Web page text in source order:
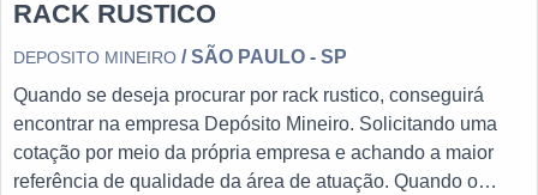
RACK RUSTICO
DEPOSITO MINEIRO / SÃO PAULO - SP
Quando se deseja procurar por rack rustico, conseguirá
encontrar na empresa Depósito Mineiro. Solicitando uma
cotação por meio da própria empresa e achando a maior
referência de qualidade da área de atuação. Quando o